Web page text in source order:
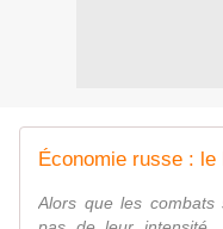
Alors que les